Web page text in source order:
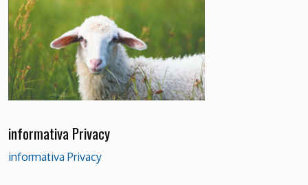
informativa Privacy
informativa Privacy